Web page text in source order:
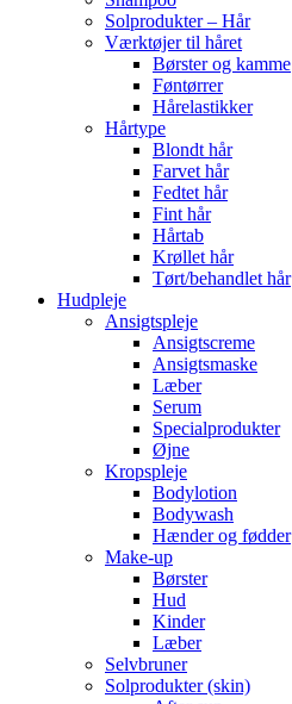
Solprodukter – Hår
Værktøjer til håret
Børster og kamme
Føntørrer
Hårelastikker
Hårtype
Blondt hår
Farvet hår
Fedtet hår
Fint hår
Hårtab
Krøllet hår
Tørt/behandlet hår
Hudpleje
Ansigtspleje
Ansigtscreme
Ansigtsmaske
Læber
Serum
Specialprodukter
Øjne
Kropspleje
Bodylotion
Bodywash
Hænder og fødder
Make-up
Børster
Hud
Kinder
Læber
Selvbruner
Solprodukter (skin)